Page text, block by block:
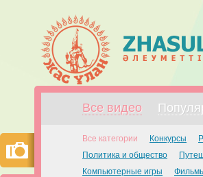
Все видео
Все категории Конкурсы
Политика и общество
Компьютерные игры